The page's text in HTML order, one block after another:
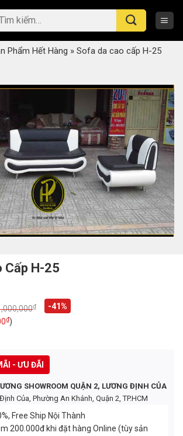
Phẩm Hết Hàng » Sofa da cao cấp H-25
Cấp H-25
₫
-41%
₫)
- ƯU ĐÃI
SHOWROOM QUẬN 2, LƯƠNG ĐỊNH CỦA
Của, Phường An Khánh, Quận 2, TP.HCM
Free Ship Nội Thành
200.000đ khi đặt hàng Online (tùy sản